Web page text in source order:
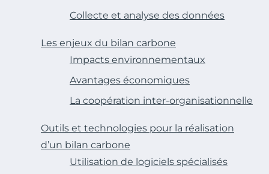
Collecte et analyse des données
Les enjeux du bilan carbone
Impacts environnementaux
Avantages économiques
La coopération inter-organisationnelle
Outils et technologies pour la réalisation
d’un bilan carbone
Utilisation de logiciels spécialisés